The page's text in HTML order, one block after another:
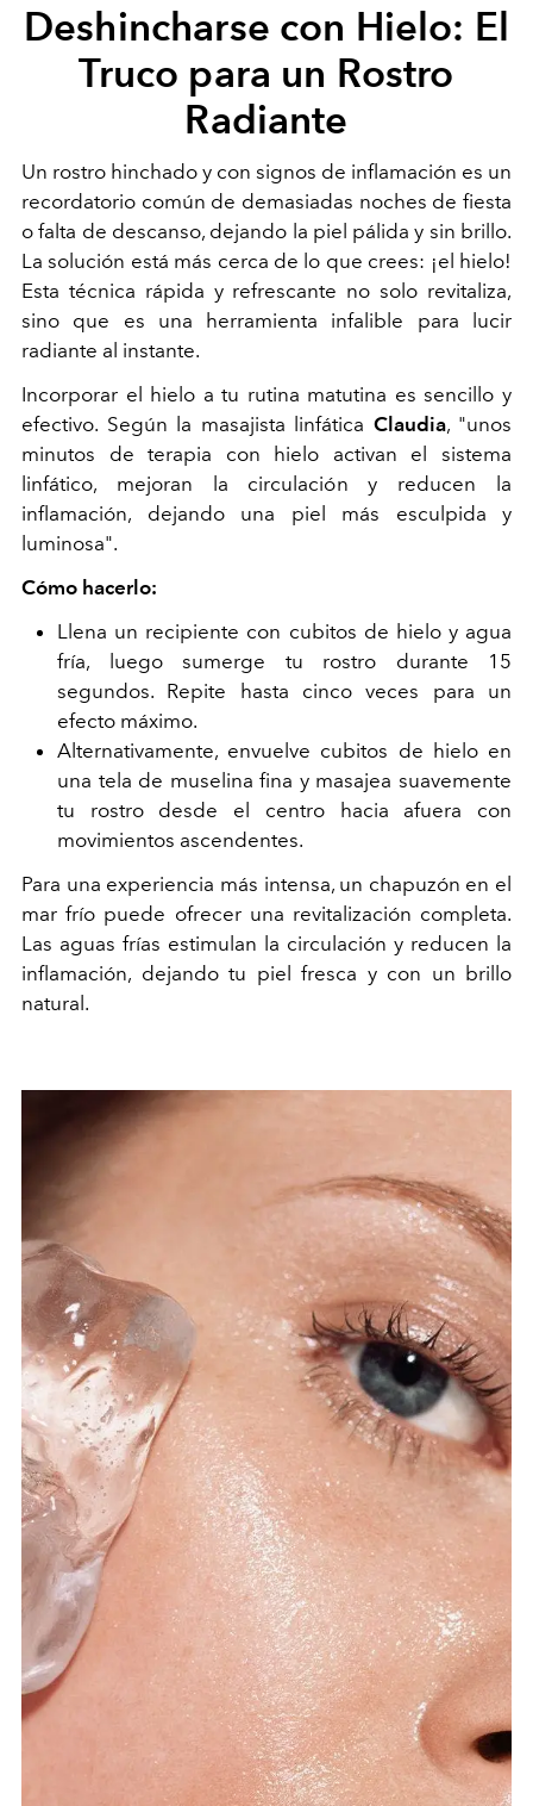
Deshincharse con Hielo: El
Truco para un Rostro
Radiante
Un rostro hinchado y con signos de inflamación es un
recordatorio común de demasiadas noches de fiesta
o falta de descanso, dejando la piel pálida y sin brillo.
La solución está más cerca de lo que crees: ¡el hielo!
Esta técnica rápida y refrescante no solo revitaliza,
sino que es una herramienta infalible para lucir
radiante al instante.
Incorporar el hielo a tu rutina matutina es sencillo y
efectivo. Según la masajista linfática Claudia, "unos
minutos de terapia con hielo activan el sistema
linfático, mejoran la circulación y reducen la
inflamación, dejando una piel más esculpida y
luminosa".
Cómo hacerlo:
Llena un recipiente con cubitos de hielo y agua
fría, luego sumerge tu rostro durante 15
segundos. Repite hasta cinco veces para un
efecto máximo.
Alternativamente, envuelve cubitos de hielo en
una tela de muselina fina y masajea suavemente
tu rostro desde el centro hacia afuera con
movimientos ascendentes.
Para una experiencia más intensa, un chapuzón en el
mar frío puede ofrecer una revitalización completa.
Las aguas frías estimulan la circulación y reducen la
inflamación, dejando tu piel fresca y con un brillo
natural.